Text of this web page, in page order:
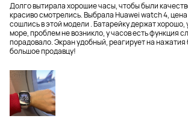
Долго вытирала хорошие часы, чтобы были
красиво смотрелись. Выбрала Huawei watch 4,
сошлись в этой модели . Батарейку держат хорошо,
море, проблем не возникло, у часов есть функция
порадовало. Экран удобный, реагирует на
большое продавцу!